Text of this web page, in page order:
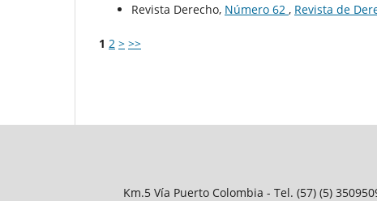
Revista Derecho, Número 62 , Revista de
1 2 > >>
Km.5 Vía Puerto Colombia - Tel. (57) (5)